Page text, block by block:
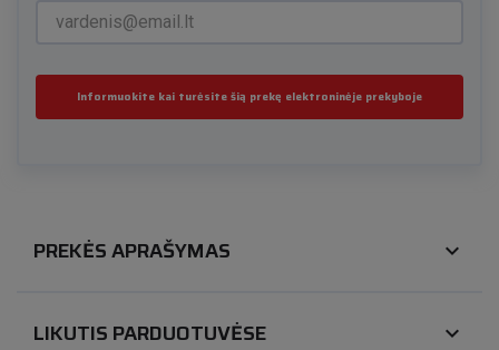
Informuokite kai turėsite šią prekę elektroninėje prekyboje
PREKĖS APRAŠYMAS expand_more
LIKUTIS PARDUOTUVĖSE expand_more